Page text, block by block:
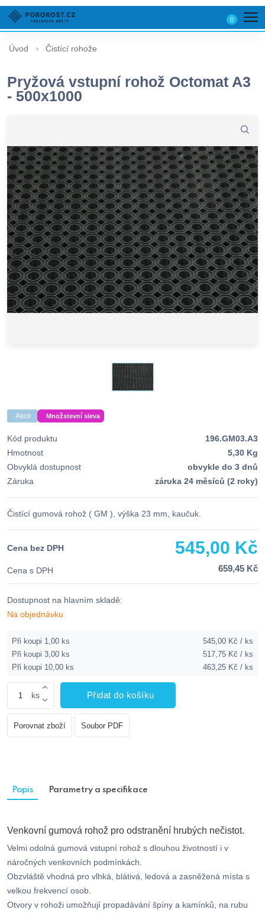
0
Úvod Čistící rohože
Pryžová vstupní rohož Octomat A3
- 500x1000
Akce Množstevní sleva
Kód produktu
196.GM03.A3
Hmotnost
5,30 Kg
Obvyklá dostupnost
obvykle do 3 dnů
Záruka
záruka 24 měsíců (2 roky)
Čistící gumová rohož ( GM ), výška 23 mm, kaučuk.
Cena bez DPH 545,00 Kč
Cena s DPH 659,45 Kč
Dostupnost na hlavním skladě:
Na objednávku
Při koupi 1,00 ks
545,00 Kč / ks
Při koupi 3,00 ks
517,75 Kč / ks
Při koupi 10,00 ks
463,25 Kč / ks
ks Přidat do košíku
Porovnat zboží Soubor PDF
Popis Parametry a specifikace
Venkovní gumová rohož pro odstranění hrubých nečistot.
Velmi odolná gumová vstupní rohož s dlouhou životností i v
náročných venkovních podmínkách.
Obzvláště vhodná pro vlhká, blátivá, ledová a zasněžená místa s
velkou frekvencí osob.
Otvory v rohoži umožňují propadávání špíny a kamínků, na rubu